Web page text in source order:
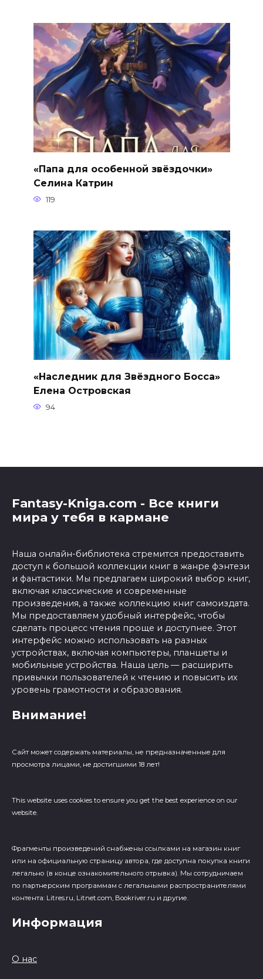
«Папа для особенной звёздочки»
Селина Катрин
119
«Наследник для Звёздного Босса»
Елена Островская
94
Fantasy-Kniga.com - Все книги
мира у тебя в кармане
Наша онлайн-библиотека стремится предоставить
доступ к большой коллекции книг в жанре фэнтези
и фантастики. Мы предлагаем широкий выбор книг,
включая классические и современные
произведения, а также коллекцию книг самоиздата.
Мы предоставляем удобный интерфейс, чтобы
сделать процесс чтения проще и доступнее. Этот
интерфейс можно использовать на разных
устройствах, включая компьютеры, планшеты и
мобильные устройства. Наша цель — расширить
привычки пользователей к чтению и повысить их
уровень грамотности и образования.
Внимание!
Сайт может содержать материалы, не предназначенные для
просмотра лицами, не достигшими 18 лет!
This website uses cookies to ensure you get the best experience on our
website.
Фрагменты произведений cнабжены ссылками на магазин книг
или на официальную страницу автора, где доступна покупка книги
легально (в конце ознакомительного отрывка). Мы сотрудничаем
по партнерским программам с легальными распространителями
контента: Litres.ru, Litnet.com, Bookriver.ru и другие.
Информация
О нас